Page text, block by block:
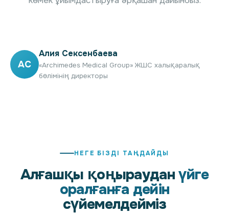
АС
Алия Сексенбаева
«Archimedes Medical Group» ЖШС халықаралық
бөлімінің директоры
НЕГЕ БІЗДІ ТАҢДАЙДЫ
Алғашқы қоңырауданүйге
оралғанға дейін
сүйемелдейміз